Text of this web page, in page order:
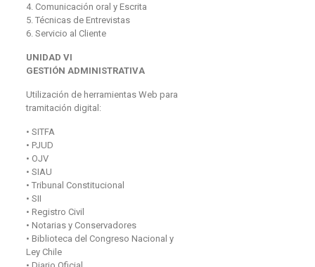
4. Comunicación oral y Escrita
5. Técnicas de Entrevistas
6. Servicio al Cliente
UNIDAD VI
GESTIÓN ADMINISTRATIVA
Utilización de herramientas Web para
tramitación digital:
• SITFA
• PJUD
• OJV
• SIAU
• Tribunal Constitucional
• SII
• Registro Civil
• Notarias y Conservadores
• Biblioteca del Congreso Nacional y
Ley Chile